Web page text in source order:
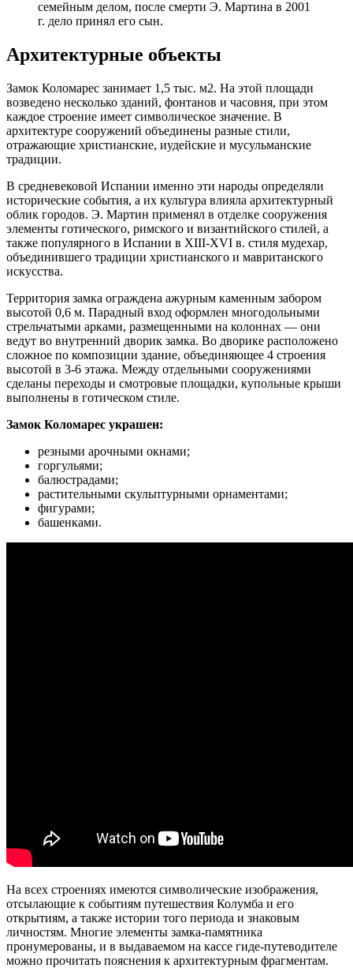
семейным делом, после смерти Э. Мартина в 2001
г. дело принял его сын.
Архитектурные объекты
Замок Коломарес занимает 1,5 тыс. м2. На этой площади
возведено несколько зданий, фонтанов и часовня, при этом
каждое строение имеет символическое значение. В
архитектуре сооружений объединены разные стили,
отражающие христианские, иудейские и мусульманские
традиции.
В средневековой Испании именно эти народы определяли
исторические события, а их культура влияла архитектурный
облик городов. Э. Мартин применял в отделке сооружения
элементы готического, римского и византийского стилей, а
также популярного в Испании в XIII-XVI в. стиля мудехар,
объединившего традиции христианского и мавританского
искусства.
Территория замка ограждена ажурным каменным забором
высотой 0,6 м. Парадный вход оформлен многодольными
стрельчатыми арками, размещенными на колоннах — они
ведут во внутренний дворик замка. Во дворике расположено
сложное по композиции здание, объединяющее 4 строения
высотой в 3-6 этажа. Между отдельными сооружениями
сделаны переходы и смотровые площадки, купольные крыши
выполнены в готическом стиле.
Замок Коломарес украшен:
резными арочными окнами;
горгульями;
балюстрадами;
растительными скульптурными орнаментами;
фигурами;
башенками.
На всех строениях имеются символические изображения,
отсылающие к событиям путешествия Колумба и его
открытиям, а также истории того периода и знаковым
личностям. Многие элементы замка-памятника
пронумерованы, и в выдаваемом на кассе гиде-путеводителе
можно прочитать пояснения к архитектурным фрагментам.